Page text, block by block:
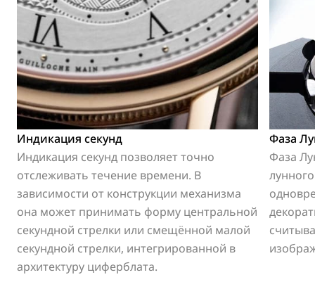
Индикация секунд
Индикация секунд позволяет точно
отслеживать течение времени. В
зависимости от конструкции механизма
она может принимать форму центральной
секундной стрелки или смещённой малой
секундной стрелки, интегрированной в
архитектуру циферблата.
Фаза
Фаза